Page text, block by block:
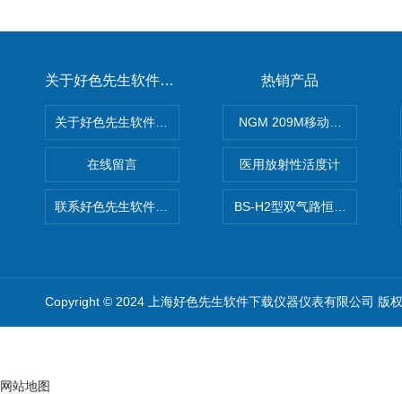
关于好色先生软件下载
在线留言
热销产品
NGM 209M移动式惰性气体
医用放射性活度计
BS-H2型双气路恒流大气采样
Copyright © 2024 上海好色先生软件下载仪器仪表有限公司 版
网站地图